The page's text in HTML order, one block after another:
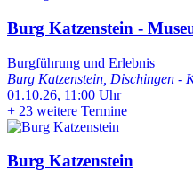
Burg Katzenstein -
Burgführung und Erlebnis
Burg Katzenstein, Dischingen -
01.10.26, 11:00 Uhr
+ 23 weitere Termine
Burg Katzenstein